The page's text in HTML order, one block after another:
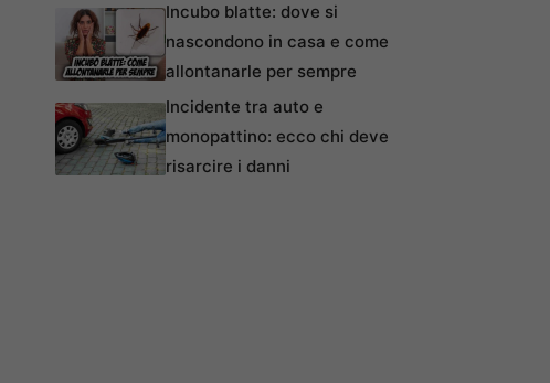
Incubo blatte: dove si
nascondono in casa e come
allontanarle per sempre
Incidente tra auto e
monopattino: ecco chi deve
risarcire i danni